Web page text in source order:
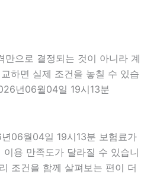
으로 결정되는 것이 아니라 계
하면 실제 조건을 놓칠 수 있습
년06월04일 19시13분
06월04일 19시13분 보험료가
용 만족도가 달라질 수 있습니
조건을 함께 살펴보는 편이 더